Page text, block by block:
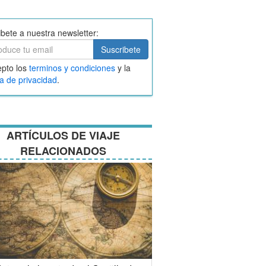
a nuestra newsletter:
Suscribete
los terminos y condiciones y la
de privacidad.
ARTÍCULOS DE VIAJE
RELACIONADOS